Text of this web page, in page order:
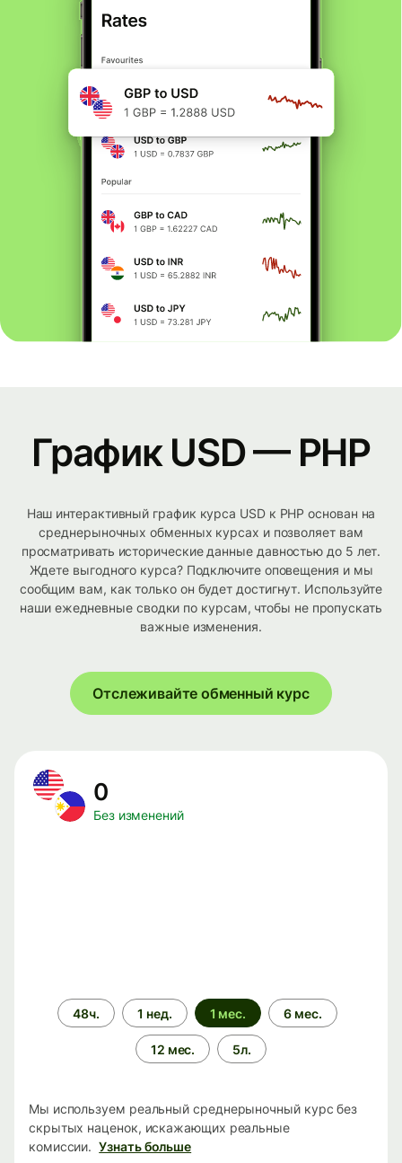
График USD — PHP
Наш интерактивный график курса USD к PHP основан на
среднерыночных обменных курсах и позволяет вам
просматривать исторические данные давностью до 5 лет.
Ждете выгодного курса? Подключите оповещения и мы
сообщим вам, как только он будет достигнут. Используйте
наши ежедневные сводки по курсам, чтобы не пропускать
важные изменения.
Отслеживайте обменный курс
0
Без изменений
Период
времени
48ч. 1 нед. 1 мес. 6 мес.
12 мес. 5л.
Мы используем реальный среднерыночный курс без
скрытых наценок, искажающих реальные
комиссии. Узнать больше